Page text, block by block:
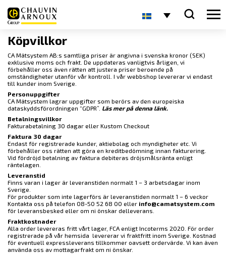
Köpvillkor
CA Mätsystem AB:s samtliga priser är angivna i svenska kronor (SEK)
exklusive moms och frakt. De uppdateras vanligtvis årligen, vi
förbehåller oss även rätten att justera priser beroende på
omständigheter utanför vår kontroll. I vår webbshop levererar vi endast
till kunder inom Sverige.
Personuppgifter
CA Mätsystem lagrar uppgifter som berörs av den europeiska
dataskyddsförordningen “GDPR”. Läs mer på denna länk.
Betalningsvillkor
Fakturabetalning 30 dagar eller Kustom Checkout
Faktura 30 dagar
Endast för registrerade kunder, aktiebolag och myndigheter etc. Vi
förbehåller oss rätten att göra en kreditbedömning innan fakturering.
Vid fördröjd betalning av faktura debiteras dröjsmålsränta enligt
räntelagen.
Leveranstid
Finns varan i lager är leveranstiden normalt 1 – 3 arbetsdagar inom
Sverige.
För produkter som inte lagerförs är leveranstiden normalt 1 – 6 veckor
Kontakta oss på telefon 08-50 52 68 00 eller info@camatsystem.com
för leveransbesked eller om ni önskar delleverans.
Fraktkostnader
Alla order levereras fritt vårt lager, FCA enligt Incoterms 2020. För order
registrerade på vår hemsida levererar vi fraktfritt inom Sverige. Kostnad
för eventuell expressleverans tillkommer oavsett ordervärde. Vi kan även
använda oss av mottagarfrakt om ni önskar.